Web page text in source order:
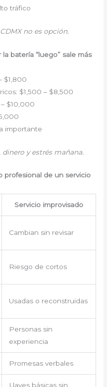
tráfico
no es opción.
batería “luego” sale más
$1,800
$1,500 – $8,500
$10,000
importante
y estrés mañana.
profesional de un servicio
Servicio improvisado
Cambian sin revisar
Riesgo de cortos
Usadas o reconstruidas
Personas sin
experiencia
Promesas verbales
Llaves básicas sin